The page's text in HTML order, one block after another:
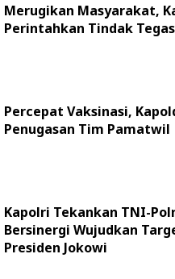
Merugikan Masyarakat,
Perintahkan Tindak
Percepat Vaksinasi,
Penugasan Tim Pamatwil
Kapolri Tekankan TNI-
Bersinergi Wujudkan
Presiden Jokowi